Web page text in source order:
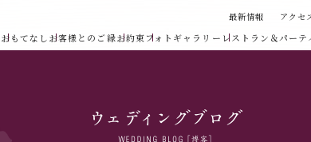
最新情報 アクセ
おもてなしお客様とのご縁お約束フォトギャラリー レストラン＆パーテ